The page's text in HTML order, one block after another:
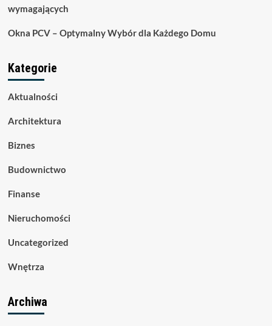
wymagających
Okna PCV – Optymalny Wybór dla Każdego Domu
Kategorie
Aktualności
Architektura
Biznes
Budownictwo
Finanse
Nieruchomości
Uncategorized
Wnętrza
Archiwa